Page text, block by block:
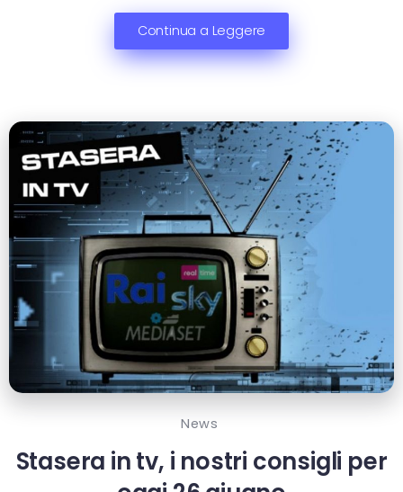
Continua a Leggere
News
Stasera in tv, i nostri consigli per